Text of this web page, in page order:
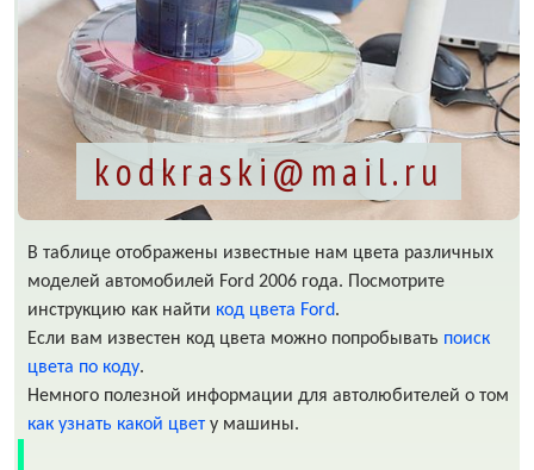
kodkraski@mail.ru
В таблице отображены известные нам цвета различных
моделей автомобилей Ford 2006 года. Посмотрите
инструкцию как найти код цвета Ford.
Если вам известен код цвета можно попробывать поиск
цвета по коду.
Немного полезной информации для автолюбителей о том
как узнать какой цвету машины.